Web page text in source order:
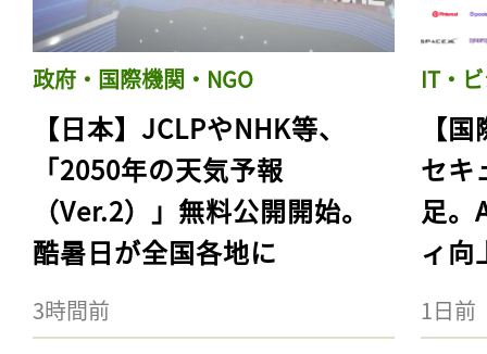
政府・国際機関・NGO
【日本】JCLPやNHK等、
「2050年の天気予報
（Ver.2）」無料公開開始。
酷暑日が全国各地に
3時間前
IT・
【
セキ
足。
ィ向
1日前